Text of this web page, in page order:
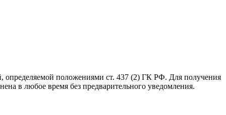
определяемой положениями ст. 437 (2) ГК РФ. Для получения
в любое время без предварительного уведомления.